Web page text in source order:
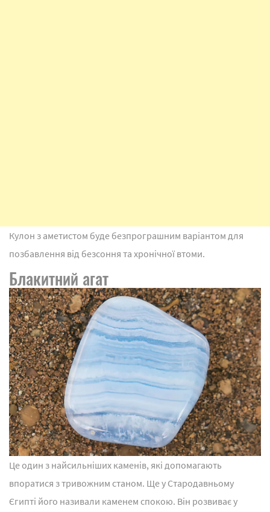
Кулон з аметистом буде безпрограшним варіантом для
позбавлення від безсоння та хронічної втоми.
Блакитний агат
Це один з найсильніших каменів, які допомагають
впоратися з тривожним станом. Ще у Стародавньому
Єгипті його називали каменем спокою. Він розвиває у